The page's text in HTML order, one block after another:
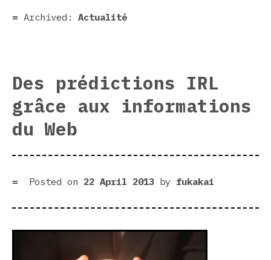
Archived: Actualité
Des prédictions IRL
grâce aux informations
du Web
Posted on 22 April 2013 by fukakai